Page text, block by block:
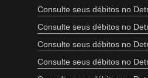
Consulte seus débitos no
Consulte seus débitos no
Consulte seus débitos no
Consulte seus débitos no